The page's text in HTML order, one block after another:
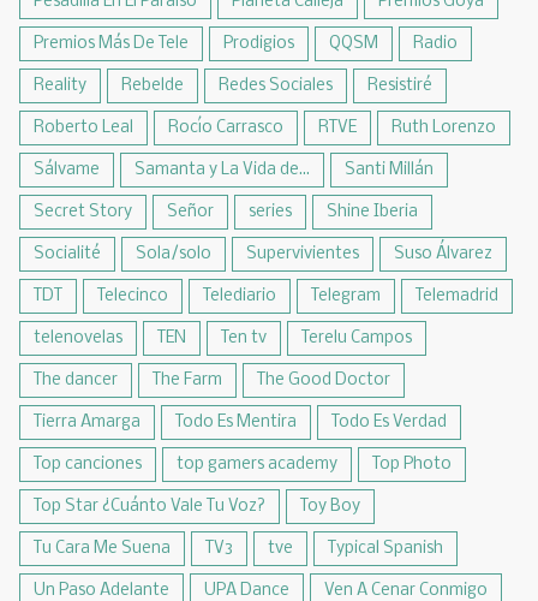
Premios Más De Tele Prodigios QQSM Radio
Reality Rebelde Redes Sociales Resistiré
Roberto Leal Rocío Carrasco RTVE Ruth Lorenzo
Sálvame Samanta y La Vida de... Santi Millán
Secret Story Señor series Shine Iberia
Socialité Sola/solo Supervivientes Suso Álvarez
TDT Telecinco Telediario Telegram Telemadrid
telenovelas TEN Ten tv Terelu Campos
The dancer The Farm The Good Doctor
Tierra Amarga Todo Es Mentira Todo Es Verdad
Top canciones top gamers academy Top Photo
Top Star ¿Cuánto Vale Tu Voz? Toy Boy
Tu Cara Me Suena TV3 tve Typical Spanish
Un Paso Adelante UPA Dance Ven A Cenar Conmigo